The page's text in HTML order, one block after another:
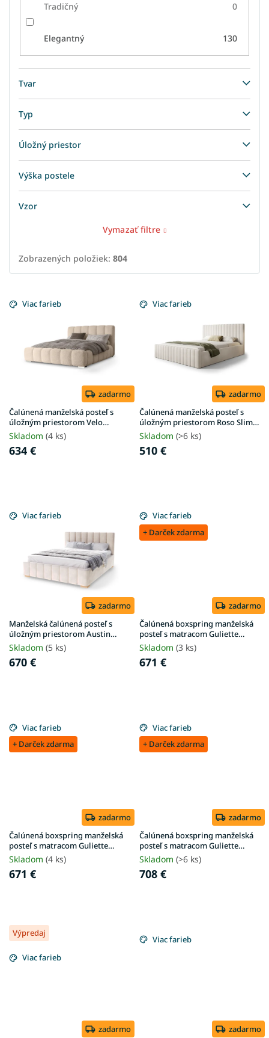
Tradičný 0
Elegantný 130
Tvar
Typ
Úložný priestor
Výška postele
Vzor
Vymazať filtre
Zobrazených položiek: 804
ý
u
k
t
o
Viac farieb
zadarmo
Čalúnená manželská posteľ s
úložným priestorom Velo
180x200 - béžová Anthology
Skladom (4 ks)
634 €
Viac farieb
zadarmo
Čalúnená manželská posteľ s
úložným priestorom Roso Slim
180x200 - piesková
Skladom (>6 ks)
510 €
Viac farieb
zadarmo
Manželská čalúnená posteľ s
úložným priestorom Austin
180x200 - krémová
Skladom (5 ks)
670 €
Viac farieb
+ Darček zdarma
zadarmo
Čalúnená boxspring manželská
posteľ s matracom Guliette
180x200 - béžová
Skladom (3 ks)
671 €
Viac farieb
+ Darček zdarma
zadarmo
Čalúnená boxspring manželská
posteľ s matracom Guliette
180x200 - sivá
Skladom (4 ks)
671 €
Viac farieb
+ Darček zdarma
zadarmo
Čalúnená boxspring manželská
posteľ s matracom Guliette
200x200 - sivá
Skladom (>6 ks)
708 €
Výpredaj
Viac farieb
zadarmo
Viac farieb
zadarmo